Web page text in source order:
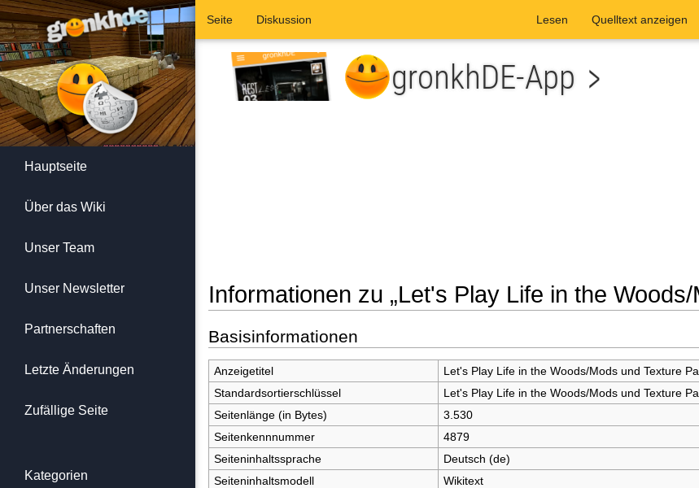
Informationen zu „Let's Play Life in the
Basisinformationen
Anzeigetitel
Let's Play Life in the Woods/Mods und Texture
Standardsortierschlüssel
Let's Play Life in the Woods/Mods und Texture
Seitenlänge (in Bytes)
3.530
Seitenkennnummer
4879
Seiteninhaltssprache
Deutsch (de)
Seiteninhaltsmodell
Wikitext
Seite Diskussion Lesen Quelltext anzeigen
Hauptseite
Über das Wiki
Unser Team
Unser Newsletter
Partnerschaften
Letzte Änderungen
Zufällige Seite
Kategorien